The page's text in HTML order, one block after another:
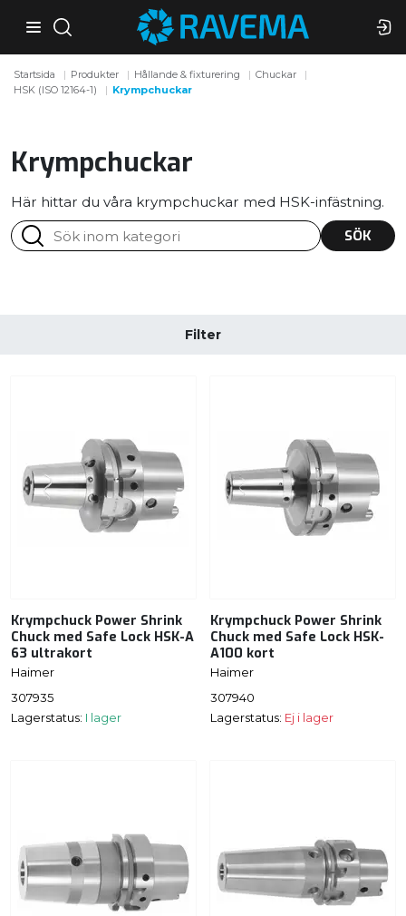
Startsida Produkter Hållande & fixturering
Chuckar
HSK (ISO 12164-1)
Krympchuckar
Krympchuckar
Här hittar du våra krympchuckar med HSK-infästning.
SÖK
Filter
Krympchuck Power Shrink
Chuck med Safe Lock HSK-A
63 ultrakort
Haimer
307935
Lagerstatus: I lager
Krympchuck Power Shrink
Chuck med Safe Lock HSK-
A100 kort
Haimer
307940
Lagerstatus: Ej i lager